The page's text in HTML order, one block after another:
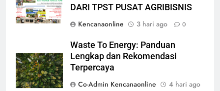
DARI TPST PUSAT AGRIBISNIS
Kencanaonline
3 hari ago 0
Waste To Energy: Panduan
Lengkap dan Rekomendasi
Terpercaya
Co-Admin Kencanaonline
4 hari ago